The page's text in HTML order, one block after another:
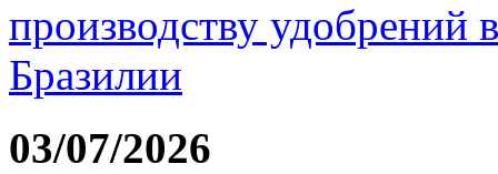
производству удобрений
Бразилии
03/07/2026